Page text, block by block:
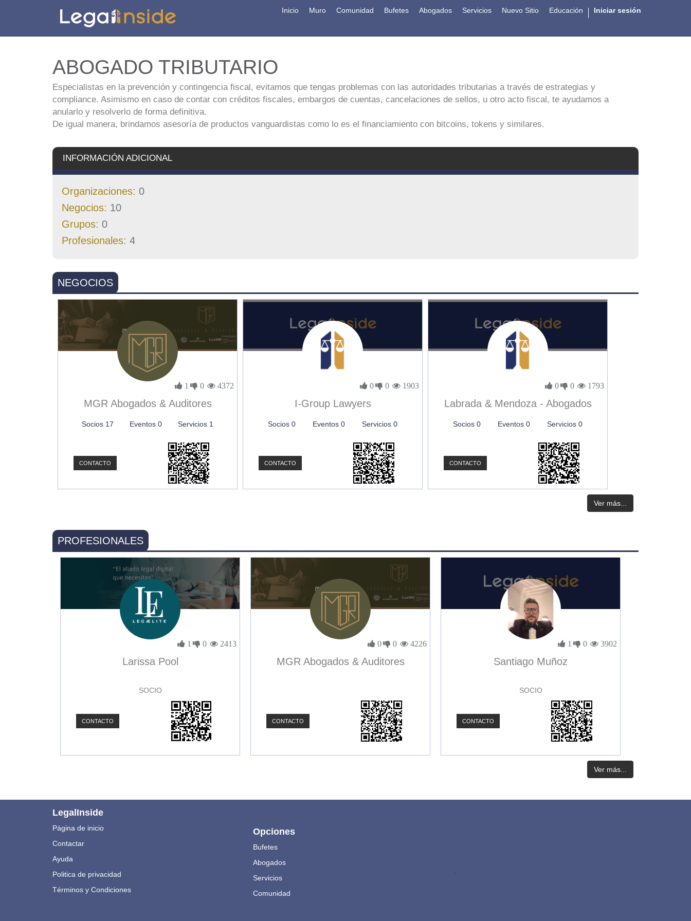
Inicio Muro Comunidad Bufetes Abogados Servicios Nuevo Sitio Educación Iniciar sesión
ABOGADO TRIBUTARIO
Especialistas en la prevención y contingencia fiscal, evitamos que tengas problemas con las autoridades tributarias a través de estrategias y
compliance. Asimismo en caso de contar con créditos fiscales, embargos de cuentas, cancelaciones de sellos, u otro acto fiscal, te ayudamos a
anularlo y resolverlo de forma definitiva.
De igual manera, brindamos asesoría de productos vanguardistas como lo es el financiamiento con bitcoins, tokens y similares.
INFORMACIÓN ADICIONAL
Organizaciones: 0
Negocios: 10
Grupos: 0
Profesionales: 4
NEGOCIOS
1 0 4372
MGR Abogados & Auditores
Socios 17 Eventos 0 Servicios 1
CONTACTO
0 0 1903
I-Group Lawyers
Socios 0 Eventos 0 Servicios 0
CONTACTO
0 0 1793
Labrada & Mendoza - Abogados
Socios 0 Eventos 0 Servicios 0
CONTACTO
Ver más...
PROFESIONALES
1 0 2413
Larissa Pool
SOCIO
CONTACTO
0 0 4226
MGR Abogados & Auditores
CONTACTO
1 0 3902
Santiago Muñoz
SOCIO
CONTACTO
Ver más...
LegalInside
Página de inicio
Contactar
Ayuda
Politica de privacidad
Términos y Condiciones
Opciones
Bufetes
Abogados
Servicios
Comunidad
.